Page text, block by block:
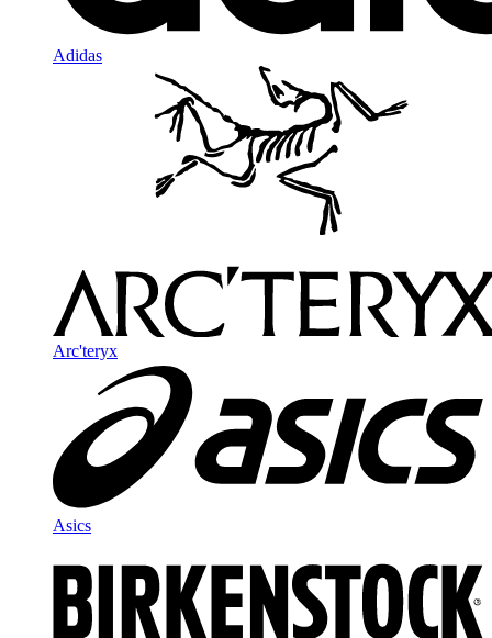
Adidas
Arc'teryx
Asics